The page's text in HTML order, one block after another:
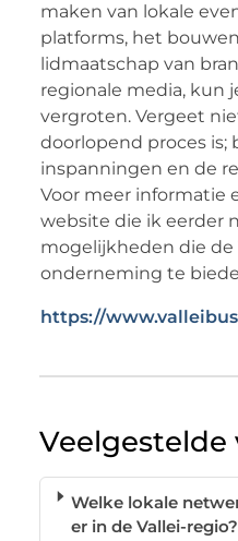
maken van lokale
platforms, het
lidmaatschap van
regionale media, kun
vergroten. Vergeet
doorlopend proces is;
inspanningen en de
Voor meer informatie
website die ik eerder
mogelijkheden die de
onderneming te
https://
Veelgestelde
Welke lokale
er in de Vallei-regio?